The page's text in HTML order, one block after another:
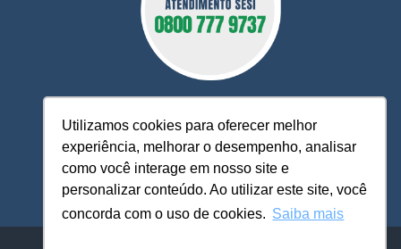
Utilizamos cookies para oferecer melhor
experiência, melhorar o desempenho, analisar
como você interage em nosso site e
personalizar conteúdo. Ao utilizar este site, você
concorda com o uso de cookies. Saiba mais
O Sesi MT está à sua disposição, pronto para esclarecer
dúvidas, receber reclamações, sugestões e firmar parcerias,
visando sempre oferecer melhores serviços e atendimento.